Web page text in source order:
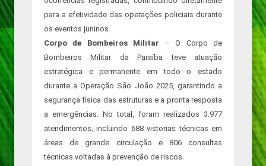
para a efetividade das operações policiais durante
os eventos juninos.
Corpo de Bombeiros Militar – O Corpo de
Bombeiros Militar da Paraíba teve atuação
estratégica e permanente em todo o estado
durante a Operação São João 2025, garantindo a
segurança física das estruturas e a pronta resposta
a emergências. No total, foram realizados 3.977
atendimentos, incluindo 688 vistorias técnicas em
áreas de grande circulação e 806 consultas
técnicas voltadas à prevenção de riscos.